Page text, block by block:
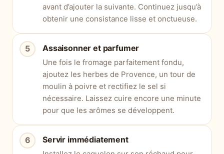
avant d’ajouter la suivante. Continuez jusqu’à
obtenir une consistance lisse et onctueuse.
Assaisonner et parfumer
Une fois le fromage parfaitement fondu,
ajoutez les herbes de Provence, un tour de
moulin à poivre et rectifiez le sel si
nécessaire. Laissez cuire encore une minute
pour que les arômes se développent.
Servir immédiatement